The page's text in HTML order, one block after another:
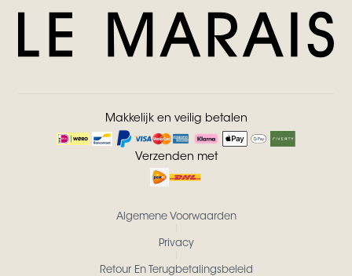
Makkelijk en veilig betalen
Verzenden met
Algemene Voorwaarden
Privacy
Retour En Terugbetalingsbeleid